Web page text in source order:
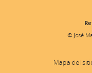
© José
Mapa del